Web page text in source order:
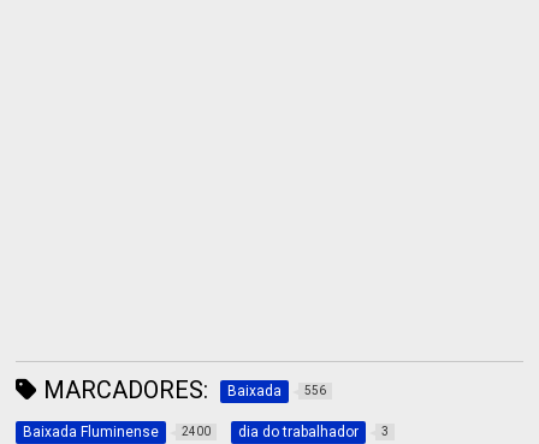
MARCADORES: Baixada 556
Baixada Fluminense 2400 dia do trabalhador 3